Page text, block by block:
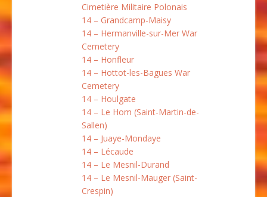
Cimetière Militaire Polonais
14 – Grandcamp-Maisy
14 – Hermanville-sur-Mer War
Cemetery
14 – Honfleur
14 – Hottot-les-Bagues War
Cemetery
14 – Houlgate
14 – Le Hom (Saint-Martin-de-
Sallen)
14 – Juaye-Mondaye
14 – Lécaude
14 – Le Mesnil-Durand
14 – Le Mesnil-Mauger (Saint-
Crespin)